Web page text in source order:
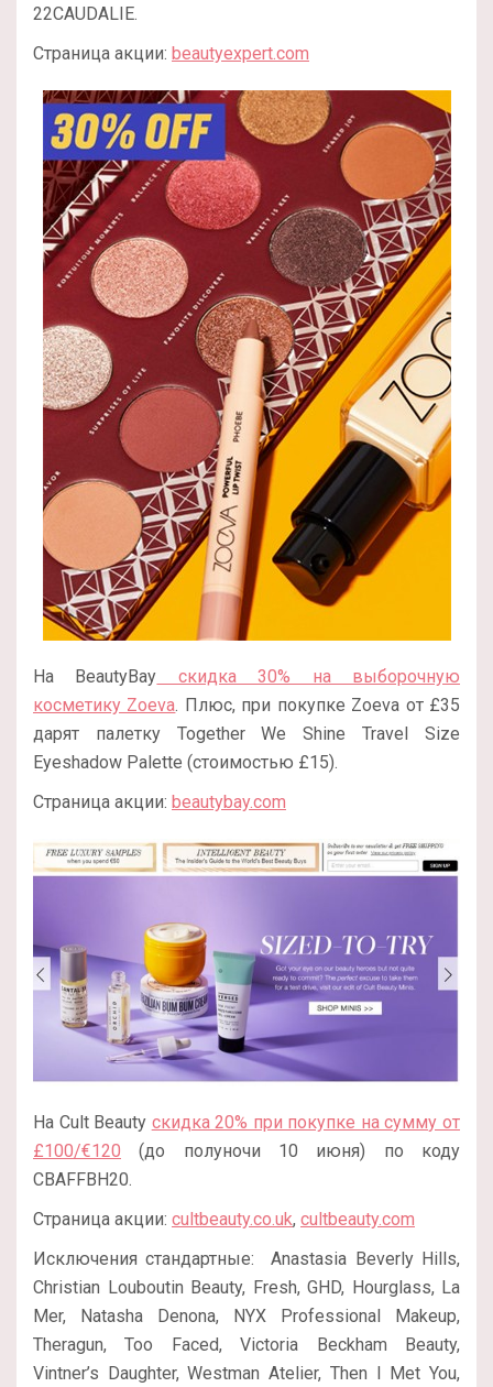
22CAUDALIE.
Страница акции: beautyexpert.com
На BeautyBay скидка 30% на выборочную
косметику Zoeva. Плюс, при покупке Zoeva от £35
дарят палетку Together We Shine Travel Size
Eyeshadow Palette (стоимостью £15).
Страница акции: beautybay.com
На Cult Beauty скидка 20% при покупке на сумму от
£100/€120 (до полуночи 10 июня) по коду
CBAFFBH20.
Страница акции: cultbeauty.co.uk, cultbeauty.com
Исключения стандартные:
Anastasia Beverly Hills,
Christian Louboutin Beauty, Fresh, GHD, Hourglass, La
Mer, Natasha Denona, NYX Professional Makeup,
Theragun, Too Faced, Victoria Beckham Beauty,
Vintner’s Daughter, Westman Atelier, Then I Met You,